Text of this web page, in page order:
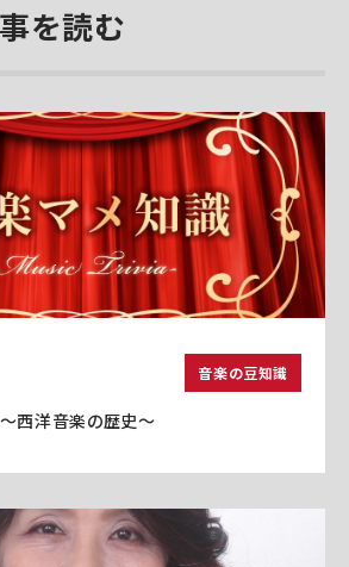
を読む
音楽の豆知識
西洋音楽の歴史～